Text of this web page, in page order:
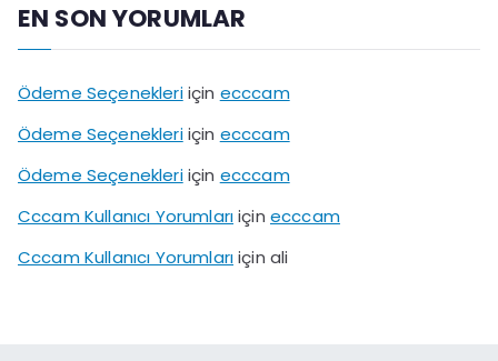
EN SON YORUMLAR
Ödeme Seçenekleriiçin ecccam
Ödeme Seçenekleriiçin ecccam
Ödeme Seçenekleriiçin ecccam
Cccam Kullanıcı Yorumlarıiçin ecccam
Cccam Kullanıcı Yorumlarıiçin ali